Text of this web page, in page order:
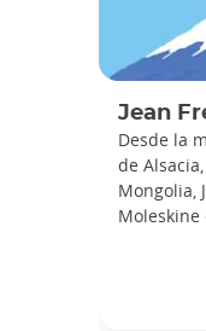
Jean
Desde la
de
Mongolia,
Moleskine